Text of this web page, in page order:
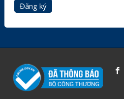
Đăng ký